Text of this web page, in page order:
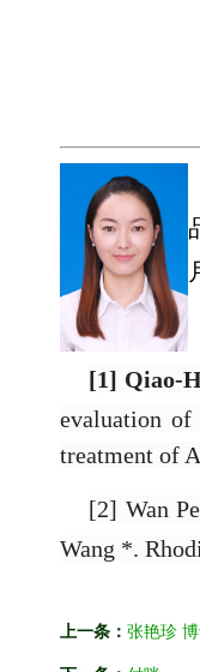
[1] Qiao-
evaluation of
treatment of
[2] Wan
Wang *.
上一条： 张艳珍